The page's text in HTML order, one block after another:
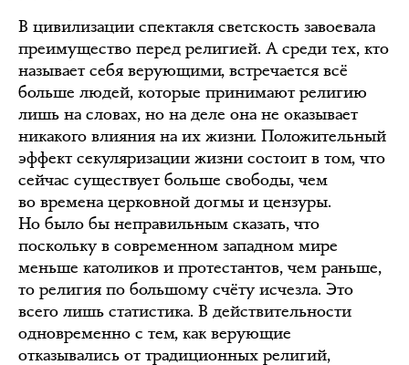
В цивилизации спектакля светскость завоевала
преимущество перед религией. А среди тех, кто
называет себя верующими, встречается всё
больше людей, которые принимают религию
лишь на словах, но на деле она не оказывает
никакого влияния на их жизни. Положительный
эффект секуляризации жизни состоит в том, что
сейчас существует больше свободы, чем
во времена церковной догмы и цензуры.
Но было бы неправильным сказать, что
поскольку в современном западном мире
меньше католиков и протестантов, чем раньше,
то религия по большому счёту исчезла. Это
всего лишь статистика. В действительности
одновременно с тем, как верующие
отказывались от традиционных религий,